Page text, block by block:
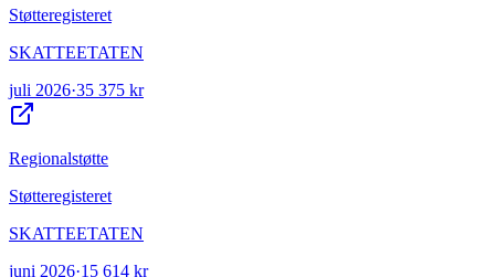
Støtteregisteret
SKATTEETATEN
juli 2026·35 375 kr
Regionalstøtte
Støtteregisteret
SKATTEETATEN
juni 2026·15 614 kr